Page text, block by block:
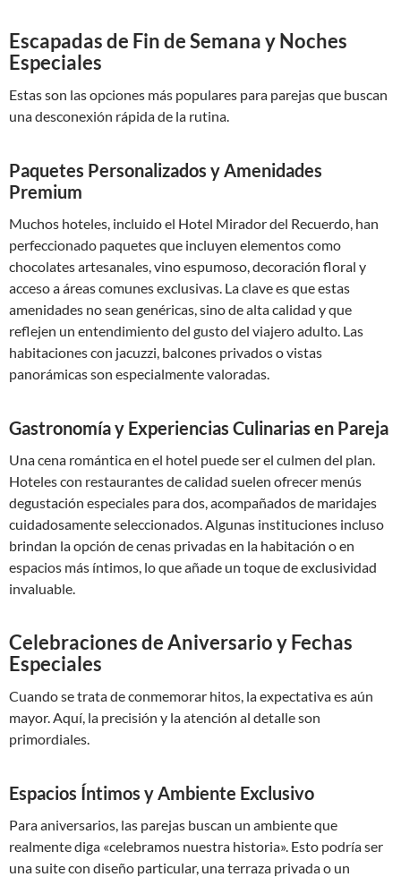
Escapadas de Fin de Semana y Noches
Especiales
Estas son las opciones más populares para parejas que buscan
una desconexión rápida de la rutina.
Paquetes Personalizados y Amenidades
Premium
Muchos hoteles, incluido el Hotel Mirador del Recuerdo, han
perfeccionado paquetes que incluyen elementos como
chocolates artesanales, vino espumoso, decoración floral y
acceso a áreas comunes exclusivas. La clave es que estas
amenidades no sean genéricas, sino de alta calidad y que
reflejen un entendimiento del gusto del viajero adulto. Las
habitaciones con jacuzzi, balcones privados o vistas
panorámicas son especialmente valoradas.
Gastronomía y Experiencias Culinarias en Pareja
Una cena romántica en el hotel puede ser el culmen del plan.
Hoteles con restaurantes de calidad suelen ofrecer menús
degustación especiales para dos, acompañados de maridajes
cuidadosamente seleccionados. Algunas instituciones incluso
brindan la opción de cenas privadas en la habitación o en
espacios más íntimos, lo que añade un toque de exclusividad
invaluable.
Celebraciones de Aniversario y Fechas
Especiales
Cuando se trata de conmemorar hitos, la expectativa es aún
mayor. Aquí, la precisión y la atención al detalle son
primordiales.
Espacios Íntimos y Ambiente Exclusivo
Para aniversarios, las parejas buscan un ambiente que
realmente diga «celebramos nuestra historia». Esto podría ser
una suite con diseño particular, una terraza privada o un